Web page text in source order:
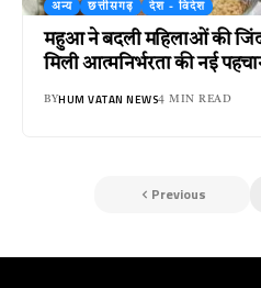
अन्य छत्तीसगढ़ देश - विदेश
महुआ ने बदली महिलाओं की
मिली आत्मनिर्भरता की नई
BYHUM VATAN NEWS4 MIN READ
Previous